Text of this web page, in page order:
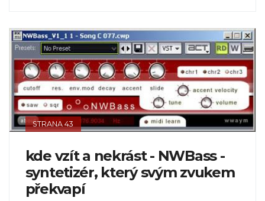
STRANA 43
kde vzít a nekrást - NWBass -
syntetizér, který svým zvukem
překvapí